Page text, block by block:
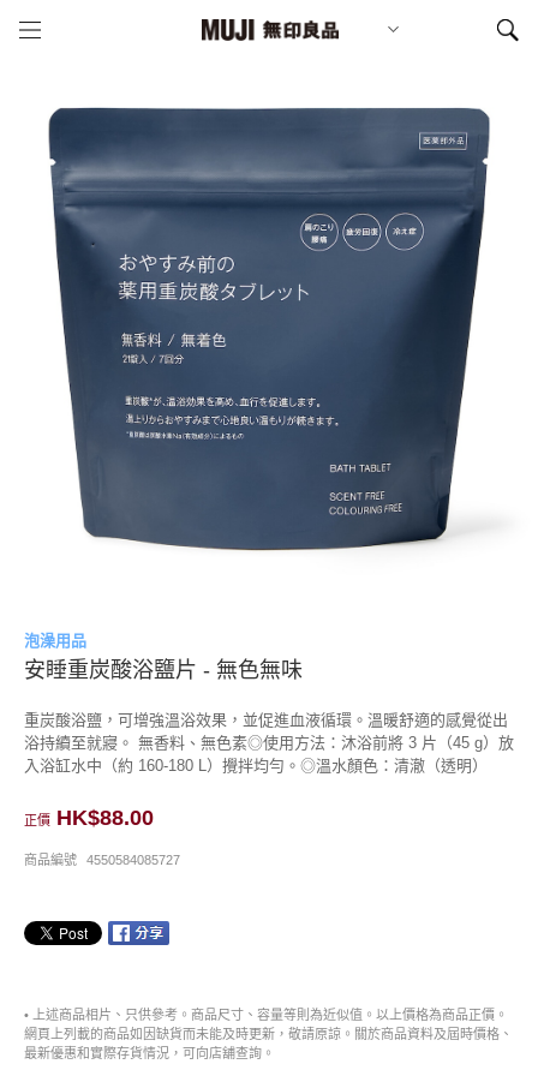
泡澡用品
安睡重炭酸浴鹽片 - 無色無味
重炭酸浴鹽，可增強溫浴效果，並促進血液循環。溫暖舒適的感覺從出
浴持續至就寢。 無香料、無色素◎使用方法：沐浴前將 3 片（45 g）放
入浴缸水中（約 160-180 L）攪拌均勻。◎溫水顏色：清澈（透明）
正價 HK$88.00
商品編號 4550584085727
• 上述商品相片、只供參考。商品尺寸、容量等則為近似值。以上價格為商品正價。
網頁上列載的商品如因缺貨而未能及時更新，敬請原諒。關於商品資料及屆時價格、
最新優惠和實際存貨情況，可向店舖查詢。